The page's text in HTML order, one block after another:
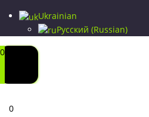
Ukrainian
Русский (Russian)
0
0